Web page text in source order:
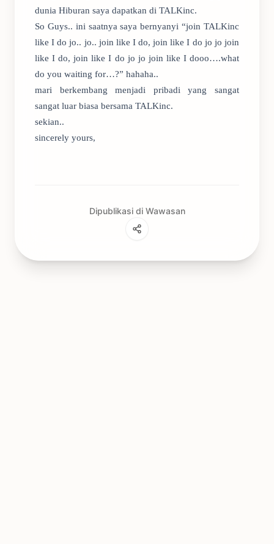
dunia Hiburan saya dapatkan di TALKinc.
So Guys.. ini saatnya saya bernyanyi “join TALKinc
like I do jo.. jo.. join like I do, join like I do jo jo join
like I do, join like I do jo jo join like I dooo….what
do you waiting for…?” hahaha..
mari berkembang menjadi pribadi yang sangat
sangat luar biasa bersama TALKinc.
sekian..
sincerely yours,
Dipublikasi di Wawasan